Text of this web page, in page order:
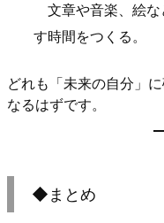
文章や音楽、絵な
す時間をつくる。
どれも「未来の自分」
なるはずです。
◆まとめ